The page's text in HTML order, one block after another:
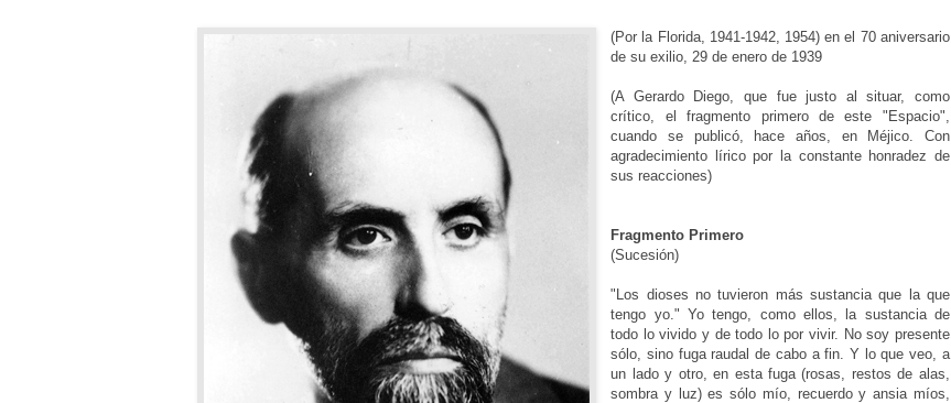
(Por la Florida, 1941-1942, 1954) en el 70 aniversario
de su exilio, 29 de enero de 1939
(A Gerardo Diego, que fue justo al situar, como
crítico, el fragmento primero de este "Espacio",
cuando se publicó, hace años, en Méjico. Con
agradecimiento lírico por la constante honradez de
sus reacciones)
Fragmento Primero
(Sucesión)
"Los dioses no tuvieron más sustancia que la que
tengo yo." Yo tengo, como ellos, la sustancia de
todo lo vivido y de todo lo por vivir. No soy presente
sólo, sino fuga raudal de cabo a fin. Y lo que veo, a
un lado y otro, en esta fuga (rosas, restos de alas,
sombra y luz) es sólo mío, recuerdo y ansia míos,